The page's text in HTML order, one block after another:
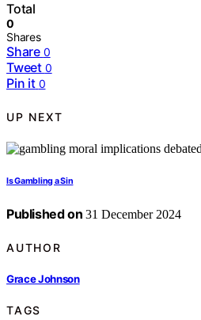
Total
0
Shares
Share 0
Tweet 0
Pin it 0
UP NEXT
Is Gambling a Sin
Published on 31 December 2024
AUTHOR
Grace Johnson
TAGS